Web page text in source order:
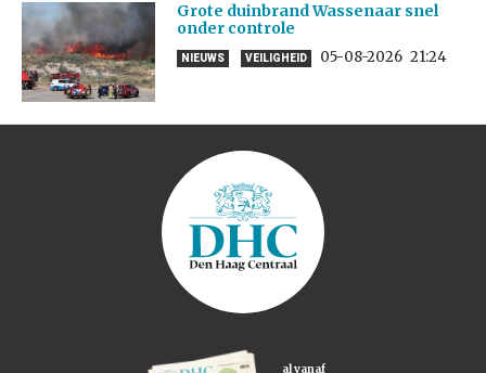
Grote duinbrand Wassenaar snel
onder controle
NIEUWS VEILIGHEID 05-08-2026 21:24
al vanaf